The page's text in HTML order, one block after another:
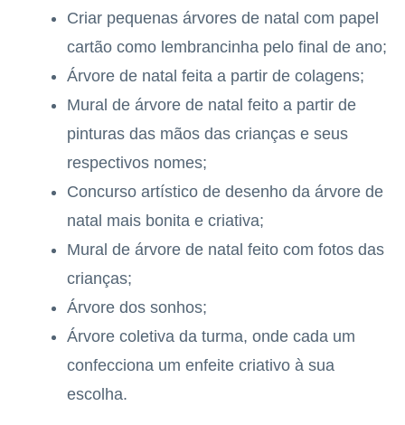
Criar pequenas árvores de natal com papel
cartão como lembrancinha pelo final de ano;
Árvore de natal feita a partir de colagens;
Mural de árvore de natal feito a partir de
pinturas das mãos das crianças e seus
respectivos nomes;
Concurso artístico de desenho da árvore de
natal mais bonita e criativa;
Mural de árvore de natal feito com fotos das
crianças;
Árvore dos sonhos;
Árvore coletiva da turma, onde cada um
confecciona um enfeite criativo à sua
escolha.